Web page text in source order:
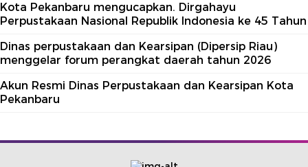
Kota Pekanbaru mengucapkan. Dirgahayu
Perpustakaan Nasional Republik Indonesia ke 45 Tahun
Dinas perpustakaan dan Kearsipan (Dipersip Riau)
menggelar forum perangkat daerah tahun 2026
Akun Resmi Dinas Perpustakaan dan Kearsipan Kota
Pekanbaru